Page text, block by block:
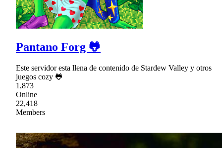
Pantano Forg 🐸
Este servidor esta llena de contenido de Stardew Valley y otros
juegos cozy 🐸
1,873
Online
22,418
Members